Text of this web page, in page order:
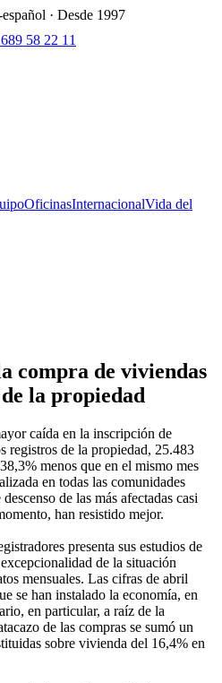
· Desde 1997
58 22 11
OficinasInternacionalVida del
compra de viviendas
la propiedad
caída en la inscripción de
registros de la propiedad, 25.483
menos que en el mismo mes
en todas las comunidades
de las más afectadas casi
han resistido mejor.
presenta sus estudios de
de la situación
mensuales. Las cifras de abril
se han instalado la economía, en
en particular, a raíz de la
de las compras se sumó un
sobre vivienda del 16,4% en